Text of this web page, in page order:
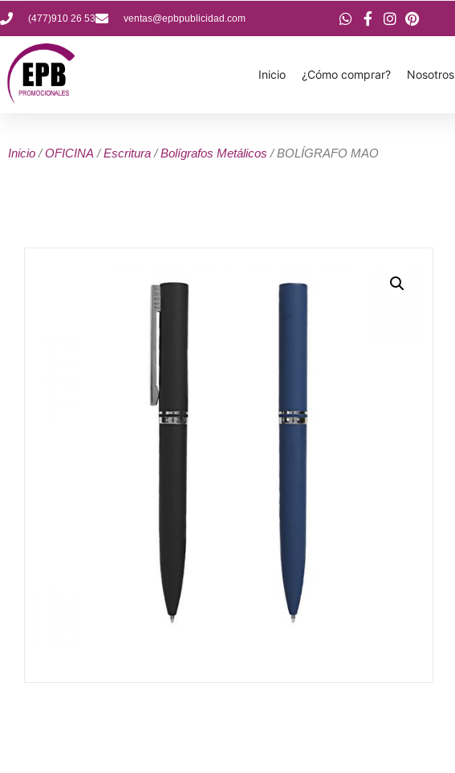
(477)910 26 53 ventas@epbpublicidad.com
Inicio ¿Cómo comprar? Nosotros
Inicio /OFICINA /Escritura /Bolígrafos Metálicos / BOLÍGRAFO MAO